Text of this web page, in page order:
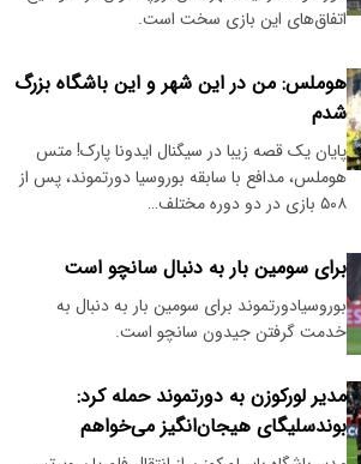
اتفاق‌های این بازی سخت است.
هوملس: من در این شهر و این باشگاه بزرگ
شدم
پایان یک قصه زیبا در سیگنال ایدونا پارک! متس
هوملس، مدافع با سابقه بوروسیا دورتموند، پس از
۵۰۸ بازی در دو دوره مختلف…
برای سومین بار به دنبال سانچو است
بوروسیادورتموند برای سومین بار به دنبال به
خدمت گرفتن جیدون سانچو است.
مدیر لورکوزن به دورتموند حمله کرد:
بوندسلیگای هیجان‌انگیز می‌خواهم